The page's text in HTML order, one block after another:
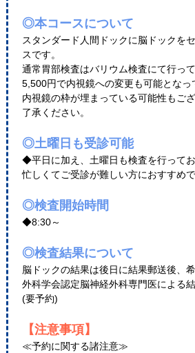
◎本コースについて
スタンダード人間ドックに脳ドックを
スです。
通常胃部検査はバリウム検査にて行っ
5,500円で内視鏡への変更も可能となっ
内視鏡の枠が埋まっている可能性もご
了承ください。
◎土曜日も受診可能
◆平日に加え、土曜日も検査を行って
忙しくてご受診が難しい方におすすめで
◎検査開始時間
◆8:30～
◎検査結果について
脳ドックの結果は後日に結果郵送後、
外科学会認定脳神経外科専門医による
(要予約)
【注意事項】
≪予約に関する諸注意≫